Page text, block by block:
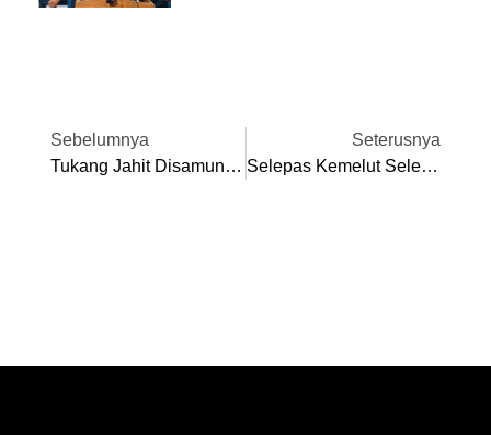
Sebelumnya
Tukang Jahit Disamun Lelaki Menyamar Penjual Susu Lembu
Seterusnya
Selepas Kemelut Selesai, PAFA, Perak FC Perlu Berunding – Exco